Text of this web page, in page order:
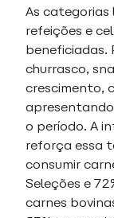
As
refeições e
beneficiadas.
churrasco,
crescimento,
o período. A
reforça essa
consumir
Seleções e
carnes